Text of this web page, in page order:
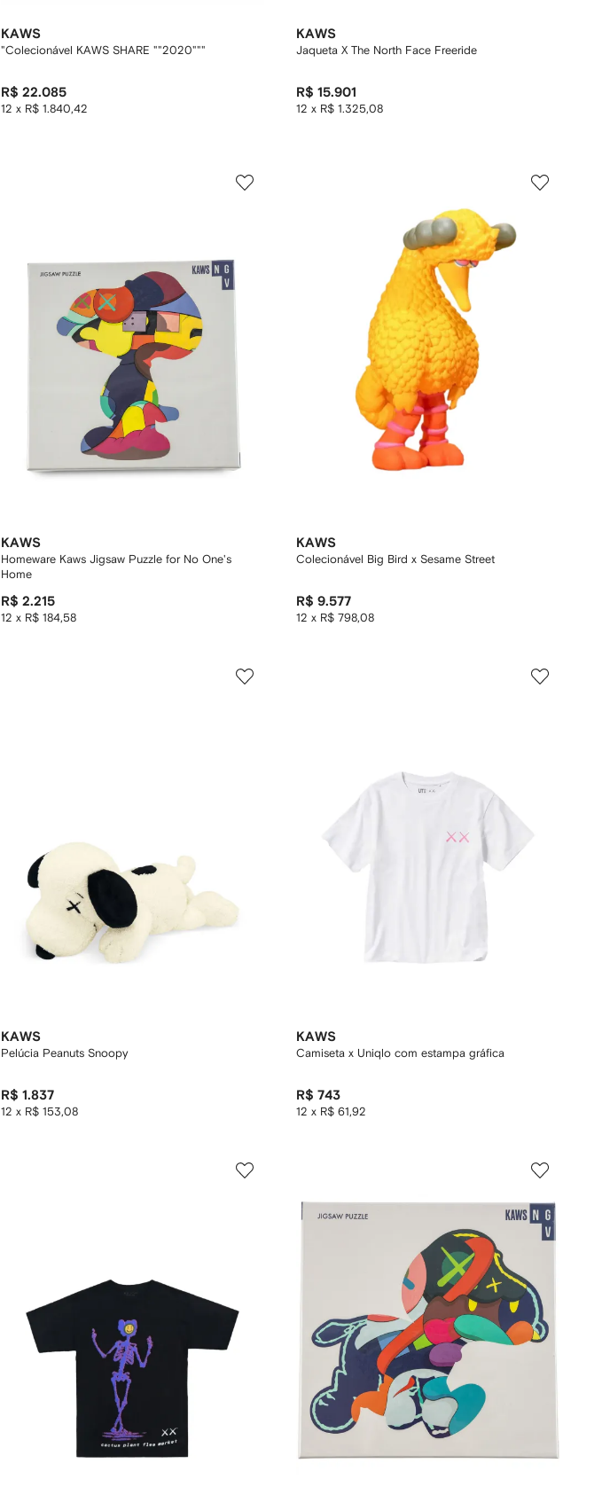
KAWS
"Colecionável KAWS SHARE ""2020"""
R$ 22.085
12 x R$ 1.840,42
KAWS
Jaqueta X The North Face Freeride
R$ 15.901
12 x R$ 1.325,08
KAWS
Homeware Kaws Jigsaw Puzzle for No One's
Home
R$ 2.215
12 x R$ 184,58
KAWS
Colecionável Big Bird x Sesame Street
R$ 9.577
12 x R$ 798,08
KAWS
Pelúcia Peanuts Snoopy
R$ 1.837
12 x R$ 153,08
KAWS
Camiseta x Uniqlo com estampa gráfica
R$ 743
12 x R$ 61,92